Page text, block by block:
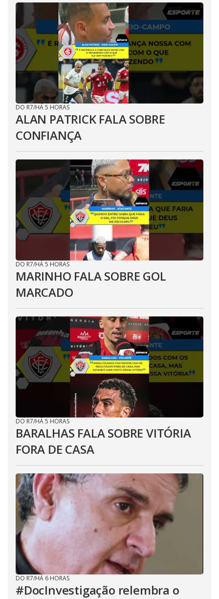
DO R7/HÁ 5 HORAS
ALAN PATRICK FALA SOBRE
CONFIANÇA
DO R7/HÁ 5 HORAS
MARINHO FALA SOBRE GOL
MARCADO
DO R7/HÁ 5 HORAS
BARALHAS FALA SOBRE VITÓRIA
FORA DE CASA
DO R7/HÁ 6 HORAS
#DocInvestigação relembra o